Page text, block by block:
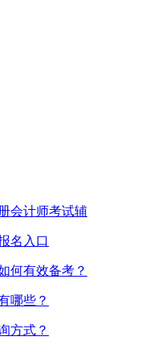
会计师考试辅
名入口
何有效备考？
哪些？
方式？